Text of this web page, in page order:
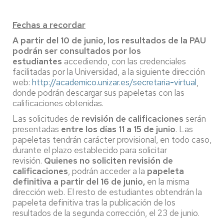
Fechas a recordar
A partir del 10 de junio, los resultados de la PAU
podrán ser consultados por los
estudiantes accediendo, con las credenciales
facilitadas por la Universidad, a la siguiente dirección
web: http://academico.unizar.es/secretaria-virtual,
donde podrán descargar sus papeletas con las
calificaciones obtenidas.
Las solicitudes de revisión de calificaciones serán
presentadas entre los días 11 a 15 de junio. Las
papeletas tendrán carácter provisional, en todo caso,
durante el plazo establecido para solicitar
revisión. Quienes no soliciten revisión de
calificaciones, podrán acceder a la papeleta
definitiva a partir del 16 de junio, en la misma
dirección web. El resto de estudiantes obtendrán la
papeleta definitiva tras la publicación de los
resultados de la segunda corrección, el 23 de junio.